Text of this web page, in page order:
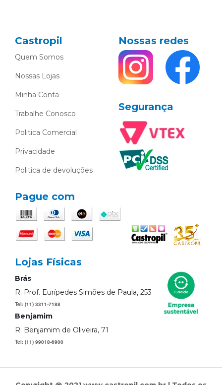
Castropil
Quem Somos
Nossas Lojas
Minha Conta
Trabalhe Conosco
Politica Comercial
Privacidade
Politica de devoluções
Nossas redes
Segurança
Pague com
Lojas Físicas
Brás
R. Prof. Eurípedes Simões de Paula, 253
Tel: (11) 3311-7188
Benjamim
R. Benjamim de Oliveira, 71
Tel: (11) 99018-6900